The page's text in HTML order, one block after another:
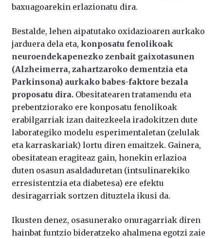
baxuagoarekin erlazionatu dira.
Bestalde, lehen aipatutako oxidazioaren aurkako
jarduera dela eta, konposatu fenolikoak
neuroendekapenezko zenbait gaixotasunen
(Alzheimerra, zahartzaroko dementzia eta
Parkinsona) aurkako babes-faktore bezala
proposatu dira. Obesitatearen tratamendu eta
prebentziorako ere konposatu fenolikoak
erabilgarriak izan daitezkeela iradokitzen dute
laborategiko modelu esperimentaletan (zelulak
eta karraskariak) lortu diren emaitzek. Gainera,
obesitatean eragiteaz gain, honekin erlazioa
duten osasun asaldaduretan (intsulinarekiko
erresistentzia eta diabetesa) ere efektu
desiragarriak sortzen dituztela ikusi da.
Ikusten denez, osasunerako onuragarriak diren
hainbat funtzio bideratzeko ahalmena egotzi zaie